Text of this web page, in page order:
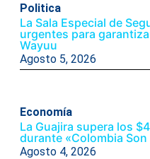
Politica
La Sala Especial de
urgentes para
Wayuu
Agosto 5, 2026
Economía
La Guajira supera los
durante «Colombia Son
Agosto 4, 2026